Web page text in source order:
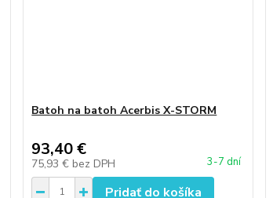
Batoh na batoh Acerbis X-STORM
93,40 €
75,93 € bez DPH 3-7 dní
Pridať do košíka